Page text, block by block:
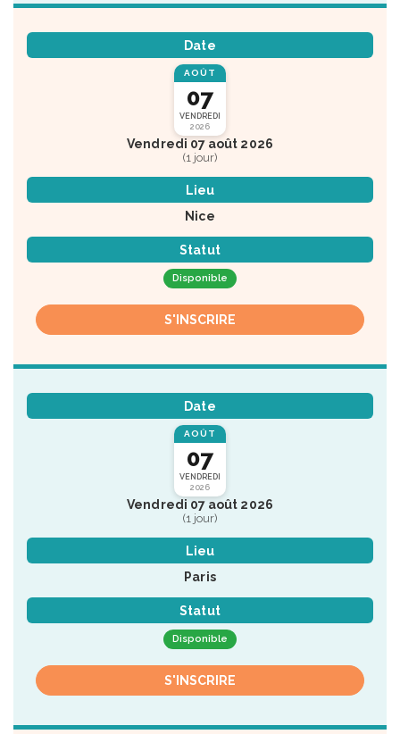
Date
AOÛT
07
VENDREDI
2026
Vendredi 07 août 2026
(1 jour)
Lieu
Nice
Statut
Disponible
S'INSCRIRE
Date
AOÛT
07
VENDREDI
2026
Vendredi 07 août 2026
(1 jour)
Lieu
Paris
Statut
Disponible
S'INSCRIRE